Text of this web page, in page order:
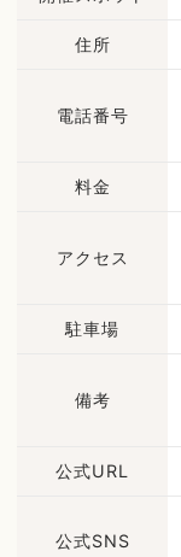
住所
電話番号
料金
アクセス
駐車場
備考
公式URL
公式SNS